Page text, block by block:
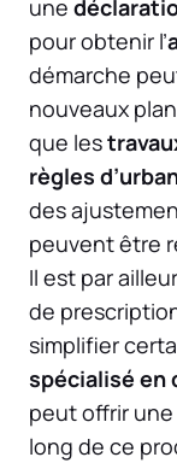
une
pour obtenir l’
démarche
nouveaux
que les
règles
des
peuvent être
Il est par
de
simplifier
spécialisé en
peut offrir
long de ce